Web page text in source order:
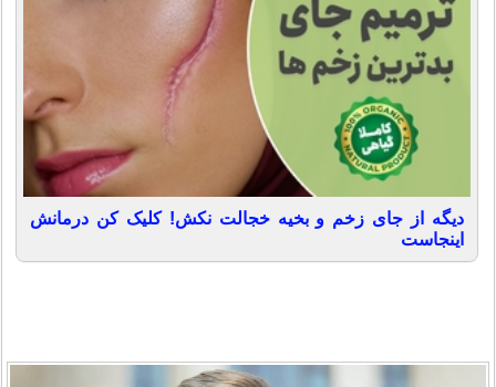
دیگه از جای زخم و بخیه خجالت نکش! کلیک کن درمانش
اینجاست